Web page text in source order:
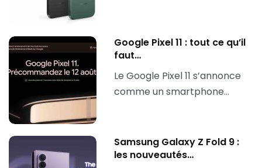
Google Pixel 11 : tout ce qu’il
faut…
Le Google Pixel 11 s’annonce
comme un smartphone…
Samsung Galaxy Z Fold 9 :
les nouveautés…